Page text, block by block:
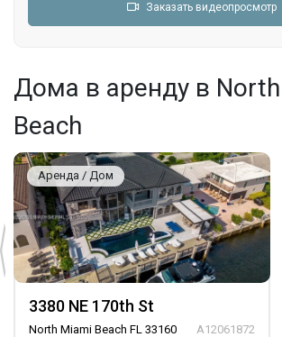
Заказать видеопросмотр
Дома в аренду в
Beach
Аренда / Дом
3380 NE 170th St
North Miami Beach FL 33160
A12061872